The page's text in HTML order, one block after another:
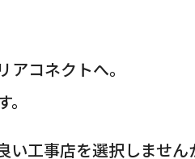
コネクトへ。
工事店を選択しません